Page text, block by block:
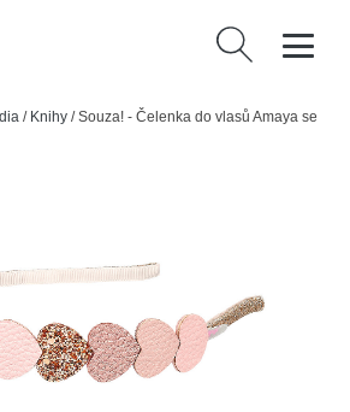
Vyhledávání
/ Knihy /Souza! - Čelenka do vlasů Amaya se